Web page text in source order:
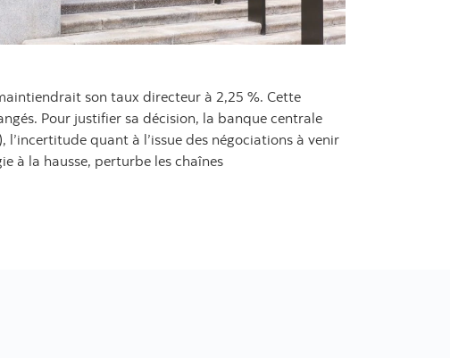
son taux directeur à 2,25 %. Cette
Pour justifier sa décision, la banque centrale
quant à l’issue des négociations à venir
à la hausse, perturbe les chaînes